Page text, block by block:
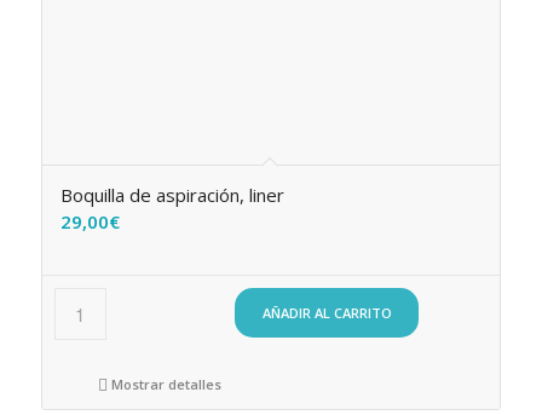
Boquilla de aspiración, liner
29,00€
AÑADIR AL CARRITO
Mostrar detalles